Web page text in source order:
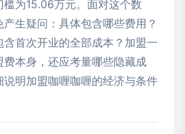
为15.06万元。面对这个数
生疑问：具体包含哪些费用？
首次开业的全部成本？加盟一
本身，还应考量哪些隐藏成
明加盟咖喱咖喱的经济与条件